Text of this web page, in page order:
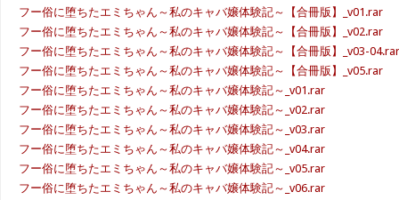
フー俗に堕ちたエミちゃん～私のキャバ嬢体験記～【合冊版】_v01.rar
フー俗に堕ちたエミちゃん～私のキャバ嬢体験記～【合冊版】_v02.rar
フー俗に堕ちたエミちゃん～私のキャバ嬢体験記～【合冊版】_v03-04.rar
フー俗に堕ちたエミちゃん～私のキャバ嬢体験記～【合冊版】_v05.rar
フー俗に堕ちたエミちゃん～私のキャバ嬢体験記～_v01.rar
フー俗に堕ちたエミちゃん～私のキャバ嬢体験記～_v02.rar
フー俗に堕ちたエミちゃん～私のキャバ嬢体験記～_v03.rar
フー俗に堕ちたエミちゃん～私のキャバ嬢体験記～_v04.rar
フー俗に堕ちたエミちゃん～私のキャバ嬢体験記～_v05.rar
フー俗に堕ちたエミちゃん～私のキャバ嬢体験記～_v06.rar